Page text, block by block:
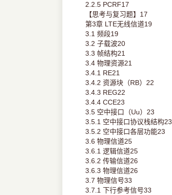
2.2.5 PCRF17
【思考与复习题】17
第3章 LTE无线信道19
3.1 频段19
3.2 子载波20
3.3 帧结构21
3.4 物理资源21
3.4.1 RE21
3.4.2 资源块（RB）22
3.4.3 REG22
3.4.4 CCE23
3.5 空中接口（Uu）23
3.5.1 空中接口协议栈结构23
3.5.2 空中接口各层功能23
3.6 物理信道25
3.6.1 逻辑信道25
3.6.2 传输信道26
3.6.3 物理信道26
3.7 物理信号33
3.7.1 下行参考信号33